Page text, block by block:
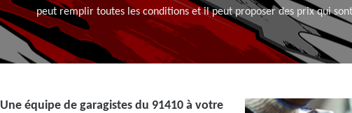
peut remplir toutes les conditions et il peut proposer des prix qui
Une équipe de garagistes du 91410 à votre